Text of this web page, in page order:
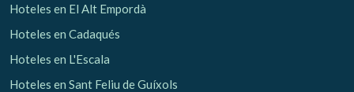
Hoteles en El Alt Empordà
Hoteles en Cadaqués
Hoteles en L'Escala
Hoteles en Sant Feliu de Guíxols